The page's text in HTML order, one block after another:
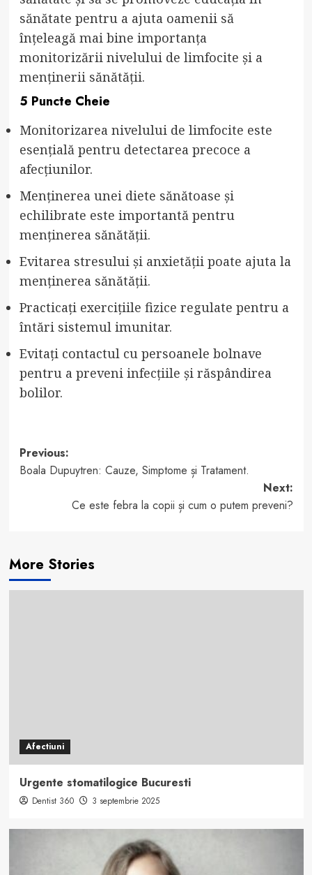
sănătate pentru a ajuta oamenii să
înțeleagă mai bine importanța
monitorizării nivelului de limfocite și a
menținerii sănătății.
5 Puncte Cheie
Monitorizarea nivelului de limfocite este
esențială pentru detectarea precoce a
afecțiunilor.
Menținerea unei diete sănătoase și
echilibrate este importantă pentru
menținerea sănătății.
Evitarea stresului și anxietății poate ajuta la
menținerea sănătății.
Practicați exercițiile fizice regulate pentru a
întări sistemul imunitar.
Evitați contactul cu persoanele bolnave
pentru a preveni infecțiile și răspândirea
bolilor.
Post
navigation
Previous:
Boala Dupuytren: Cauze, Simptome și Tratament.
Next:
Ce este febra la copii și cum o putem preveni?
More Stories
Afectiuni
Urgente stomatilogice Bucuresti
Dentist 360 3 septembrie 2025